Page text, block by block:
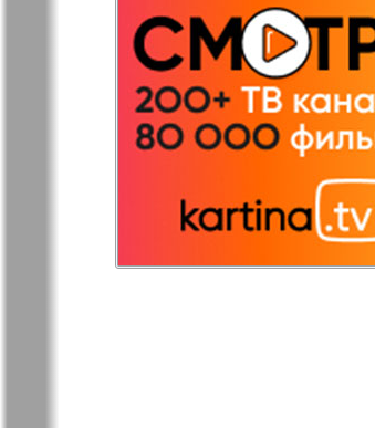
Русская Газета
Светлана в